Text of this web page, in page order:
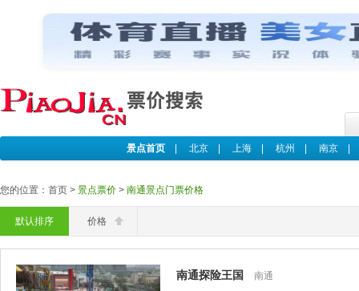
景点首页 北京 上海 杭州 南京
您的位置：首页 > 景点票价 > 南通景点门票价格
默认排序 价格
南通探险王国
南通